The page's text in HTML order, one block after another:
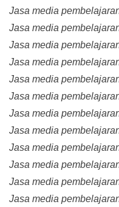
Jasa media
Jasa media
Jasa media
Jasa media
Jasa media
Jasa media
Jasa media
Jasa media
Jasa media
Jasa media
Jasa media
Jasa media